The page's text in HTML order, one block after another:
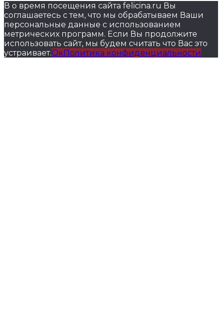
В о время посещения сайта felicina.ru Вы
соглашаетесь с тем, что мы обрабатываем Ваши
персональные данные с использованием
метрических программ. Если Вы продолжите
использовать сайт, мы будем считать что Вас это
устраивает.ОкПолитика конфиденциальности